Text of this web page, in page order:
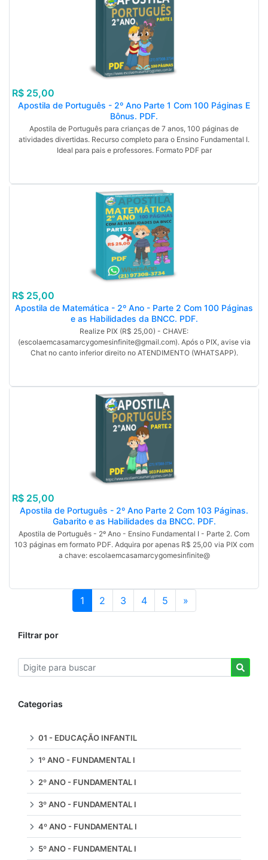
R$ 25,00
Apostila de Português - 2º Ano Parte 1 Com 100 Páginas E
Bônus. PDF.
Apostila de Português para crianças de 7 anos, 100 páginas de
atividades divertidas. Recurso completo para o Ensino Fundamental I.
Ideal para pais e professores. Formato PDF par
R$ 25,00
Apostila de Matemática - 2º Ano - Parte 2 Com 100 Páginas
e as Habilidades da BNCC. PDF.
Realize PIX (R$ 25,00) - CHAVE:
(escolaemcasamarcygomesinfinite@gmail.com). Após o PIX, avise via
Chat no canto inferior direito no ATENDIMENTO (WHATSAPP).
R$ 25,00
Apostila de Português - 2º Ano Parte 2 Com 103 Páginas.
Gabarito e as Habilidades da BNCC. PDF.
Apostila de Português - 2º Ano - Ensino Fundamental I - Parte 2. Com
103 páginas em formato PDF. Adquira por apenas R$ 25,00 via PIX com
a chave: escolaemcasamarcygomesinfinite@
1 2 3 4 5 »
Filtrar por
Categorias
01 - EDUCAÇÃO INFANTIL
1º ANO - FUNDAMENTAL I
2º ANO - FUNDAMENTAL I
3º ANO - FUNDAMENTAL I
4º ANO - FUNDAMENTAL I
5º ANO - FUNDAMENTAL I